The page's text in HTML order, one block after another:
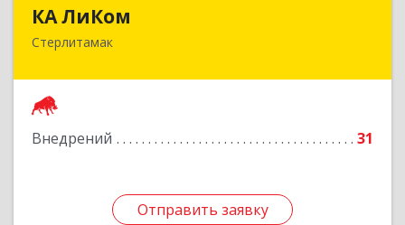
КА ЛиКом
Стерлитамак
Внедрений 31
Отправить заявку
453115, Башкортостан Респ, г.о. город
Подробнее
Отправить заявку